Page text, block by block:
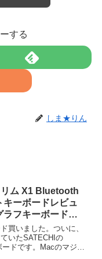
する
しま★りん
ム X1 Bluetooth
キーボードレビュ
ラフキーボード
”と納得できる素晴
ード。
買いました。ついに、
いたSATECHIの
ードです。Macのマジッ